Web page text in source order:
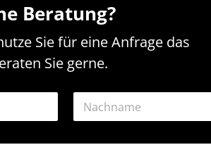
Beratung?
Sie für eine Anfrage das
Sie gerne.